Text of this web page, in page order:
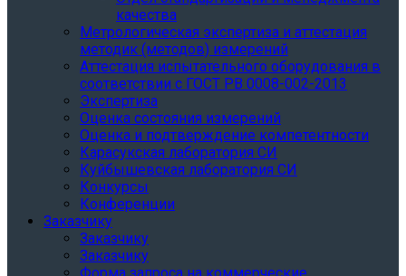
качества
Метрологическая экспертиза и аттестация
методик (методов) измерений
Аттестация испытательного оборудования в
соответствии с ГОСТ РВ 0008-002-2013
Экспертиза
Оценка состояния измерений
Оценка и подтверждение компетентности
Карасукская лаборатория СИ
Куйбышевская лаборатория СИ
Конкурсы
Конференции
Заказчику
Заказчику
Заказчику